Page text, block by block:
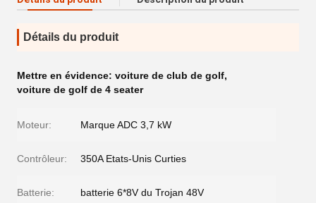
Détails du produit
Mettre en évidence: voiture de club de golf,
voiture de golf de 4 seater
Moteur: Marque ADC 3,7 kW
Contrôleur: 350A Etats-Unis Curties
Batterie: batterie 6*8V du Trojan 48V